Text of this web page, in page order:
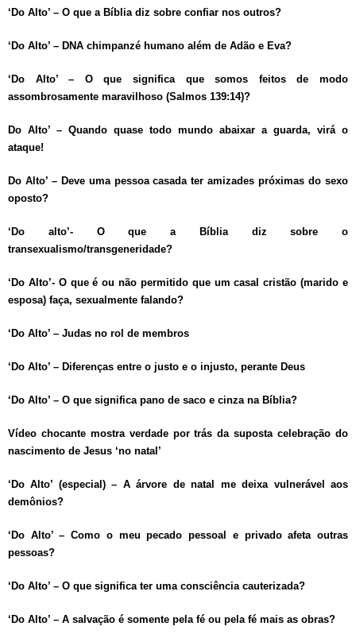
‘Do Alto’ – O que a Bíblia diz sobre confiar nos outros?
‘Do Alto’ – DNA chimpanzé humano além de Adão e Eva?
‘Do Alto’ – O que significa que somos feitos de modo
assombrosamente maravilhoso (Salmos 139:14)?
Do Alto’ – Quando quase todo mundo abaixar a guarda, virá o
ataque!
Do Alto’ – Deve uma pessoa casada ter amizades próximas do sexo
oposto?
‘Do alto’- O que a Bíblia diz sobre o
transexualismo/transgeneridade?
‘Do Alto’- O que é ou não permitido que um casal cristão (marido e
esposa) faça, sexualmente falando?
‘Do Alto’ – Judas no rol de membros
‘Do Alto’ – Diferenças entre o justo e o injusto, perante Deus
‘Do Alto’ – O que significa pano de saco e cinza na Bíblia?
Vídeo chocante mostra verdade por trás da suposta celebração do
nascimento de Jesus ‘no natal’
‘Do Alto’ (especial) – A árvore de natal me deixa vulnerável aos
demônios?
‘Do Alto’ – Como o meu pecado pessoal e privado afeta outras
pessoas?
‘Do Alto’ – O que significa ter uma consciência cauterizada?
‘Do Alto’ – A salvação é somente pela fé ou pela fé mais as obras?